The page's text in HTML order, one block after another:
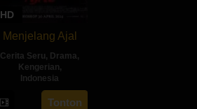
HD
Menjelang Ajal
Cerita Seru, Drama,
Kengerian,
Indonesia
30
Hadrah
Tonton